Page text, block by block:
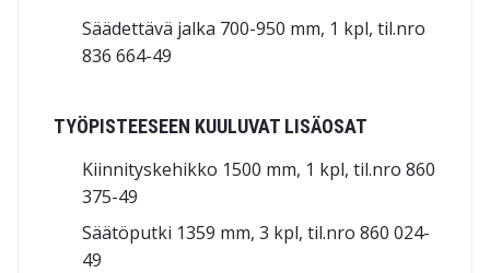
Säädettävä jalka 700-950 mm, 1 kpl, til.nro
836 664-49
TYÖPISTEESEEN KUULUVAT LISÄOSAT
Kiinnityskehikko 1500 mm, 1 kpl, til.nro 860
375-49
Säätöputki 1359 mm, 3 kpl, til.nro 860 024-
49